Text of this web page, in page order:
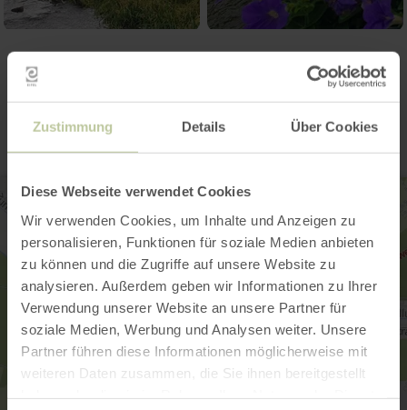
Zustimmung Details Über Cookies
Diese Webseite verwendet Cookies
Wir verwenden Cookies, um Inhalte und Anzeigen zu
personalisieren, Funktionen für soziale Medien anbieten
zu können und die Zugriffe auf unsere Website zu
analysieren. Außerdem geben wir Informationen zu Ihrer
Verwendung unserer Website an unsere Partner für
soziale Medien, Werbung und Analysen weiter. Unsere
Partner führen diese Informationen möglicherweise mit
weiteren Daten zusammen, die Sie ihnen bereitgestellt
Kontakt